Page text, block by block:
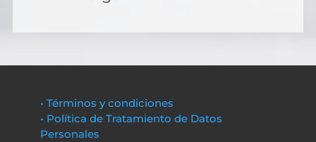
• Términos y condiciones
• Política de Tratamiento de Datos
Personales